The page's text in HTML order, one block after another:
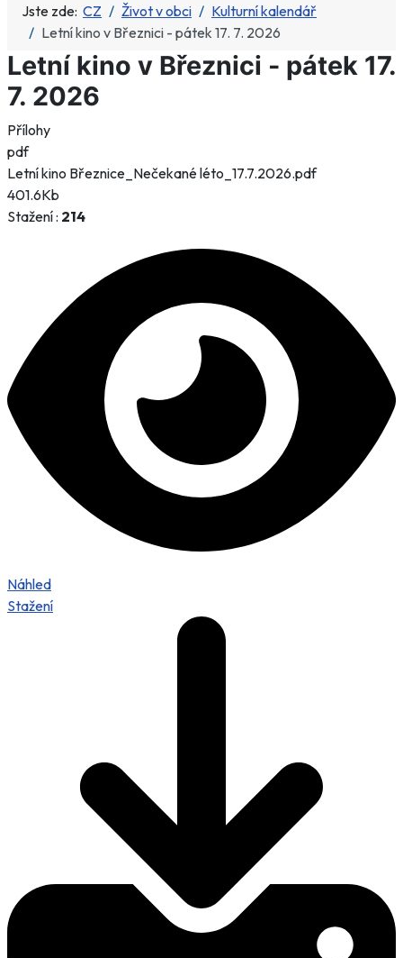
Jste zde: CZ Život v obci
Kulturní kalendář
Letní kino v Březnici - pátek 17. 7. 2026
Letní kino v Březnici - pátek 17.
7. 2026
Přílohy
pdf
Letní kino Březnice_Nečekané léto_17.7.2026.pdf
401.6Kb
Stažení : 214
Náhled
Stažení